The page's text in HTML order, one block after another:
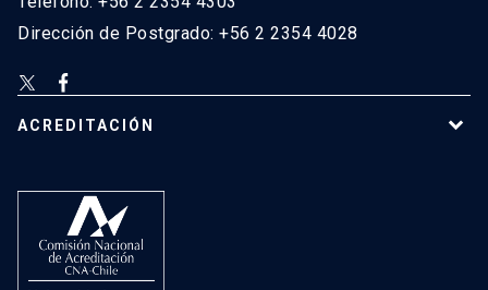
Dirección de Postgrado: +56 2 2354 4028
ACREDITACIÓN